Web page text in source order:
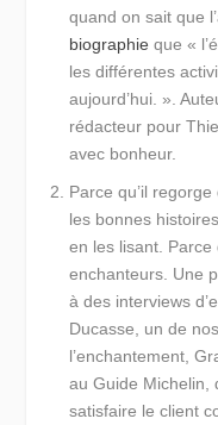
quand on sait que
biographie que«
les différentes
aujourd’hui. » .
rédacteur pour
avec bonheur.
Parce qu’il regorge
les bonnes
en les lisant. Parce
enchanteurs. Une
à des interviews
Ducasse, un de
l’enchantement,
au Guide
satisfaire le client